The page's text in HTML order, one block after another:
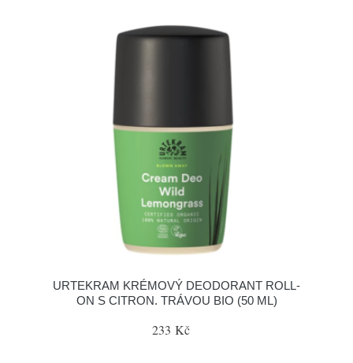
URTEKRAM KRÉMOVÝ DEODORANT ROLL-
ON S CITRON. TRÁVOU BIO (50 ML)
233 Kč